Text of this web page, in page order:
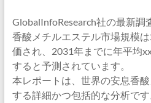
GlobalInfoResearch社の最新調
香酸メチルエステル市場規模
価され、2031年までに年平均
すると予測されています。
本レポートは、世界の安息香
する詳細かつ包括的な分析で